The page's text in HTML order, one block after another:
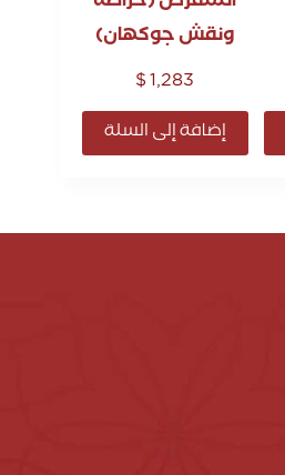
ونقش جوكهان)
$1,283
إضافة إلى السلة